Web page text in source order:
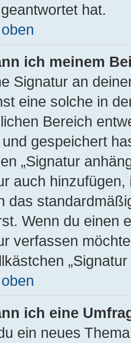
hat.
ich meinem
Signatur an
eine solche in
Bereich
gespeichert
„Signatur
auch
das
Wenn du einen
verfassen
ich eine
ein neues